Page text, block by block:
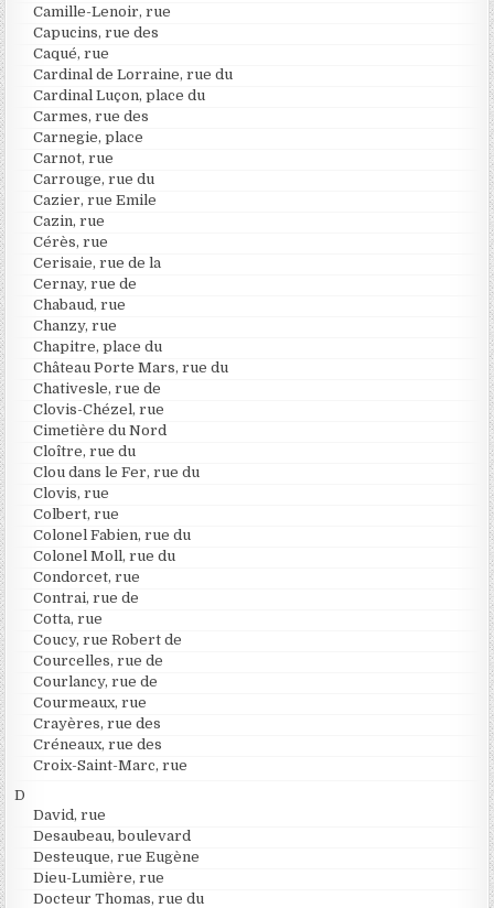
Camille-Lenoir, rue
Capucins, rue des
Caqué, rue
Cardinal de Lorraine, rue du
Cardinal Luçon, place du
Carmes, rue des
Carnegie, place
Carnot, rue
Carrouge, rue du
Cazier, rue Emile
Cazin, rue
Cérès, rue
Cerisaie, rue de la
Cernay, rue de
Chabaud, rue
Chanzy, rue
Chapitre, place du
Château Porte Mars, rue du
Chativesle, rue de
Clovis-Chézel, rue
Cimetière du Nord
Cloître, rue du
Clou dans le Fer, rue du
Clovis, rue
Colbert, rue
Colonel Fabien, rue du
Colonel Moll, rue du
Condorcet, rue
Contrai, rue de
Cotta, rue
Coucy, rue Robert de
Courcelles, rue de
Courlancy, rue de
Courmeaux, rue
Crayères, rue des
Créneaux, rue des
Croix-Saint-Marc, rue
D
David, rue
Desaubeau, boulevard
Desteuque, rue Eugène
Dieu-Lumière, rue
Docteur Thomas, rue du